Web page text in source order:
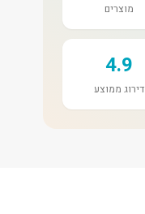
מוצרים
4.9
דירוג ממוצע